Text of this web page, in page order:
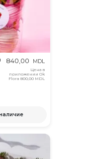
840,00 MDL
Цена в
приложении Ok
Flora800,00 MDL